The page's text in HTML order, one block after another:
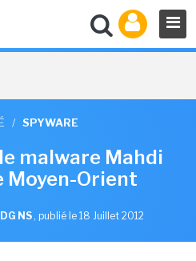
/ SPYWARE
malware Mahdi
Moyen-Orient
NS , publié le 18 Juillet 2012